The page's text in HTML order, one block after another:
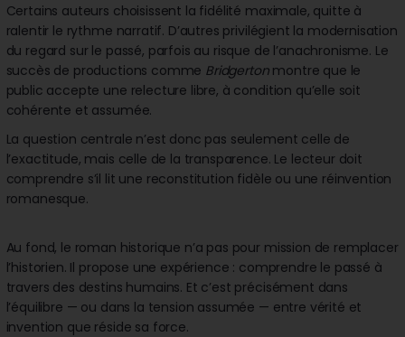
Certains auteurs choisissent la fidélité maximale, quitte à
ralentir le rythme narratif. D’autres privilégient la modernisation
du regard sur le passé, parfois au risque de l’anachronisme. Le
succès de productions comme Bridgertonmontre que le
public accepte une relecture libre, à condition qu’elle soit
cohérente et assumée.
La question centrale n’est donc pas seulement celle de
l’exactitude, mais celle de la transparence. Le lecteur doit
comprendre s’il lit une reconstitution fidèle ou une réinvention
romanesque.
Au fond, le roman historique n’a pas pour mission de remplacer
l’historien. Il propose une expérience : comprendre le passé à
travers des destins humains. Et c’est précisément dans
l’équilibre — ou dans la tension assumée — entre vérité et
invention que réside sa force.